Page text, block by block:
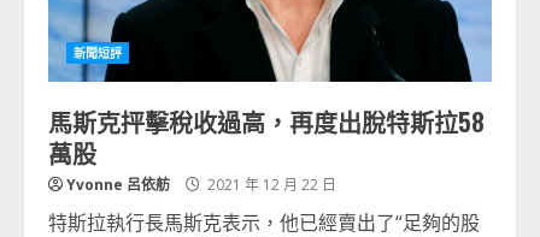
新聞短評
馬斯克抨擊稅收過高，再度出脫特斯拉58
萬股
Yvonne 呂依舫 2021 年 12 月 22 日
特斯拉執行長馬斯克表示，他已經賣出了“足夠的股